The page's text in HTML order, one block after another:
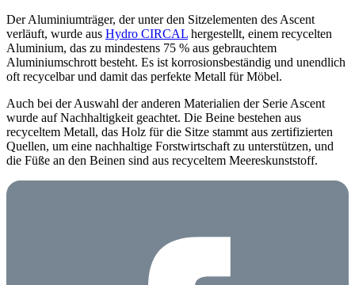
Der Aluminiumträger, der unter den Sitzelementen des Ascent
verläuft, wurde aus Hydro CIRCAL hergestellt, einem recycelten
Aluminium, das zu mindestens 75 % aus gebrauchtem
Aluminiumschrott besteht. Es ist korrosionsbeständig und unendlich
oft recycelbar und damit das perfekte Metall für Möbel.
Auch bei der Auswahl der anderen Materialien der Serie Ascent
wurde auf Nachhaltigkeit geachtet. Die Beine bestehen aus
recyceltem Metall, das Holz für die Sitze stammt aus zertifizierten
Quellen, um eine nachhaltige Forstwirtschaft zu unterstützen, und
die Füße an den Beinen sind aus recyceltem Meereskunststoff.